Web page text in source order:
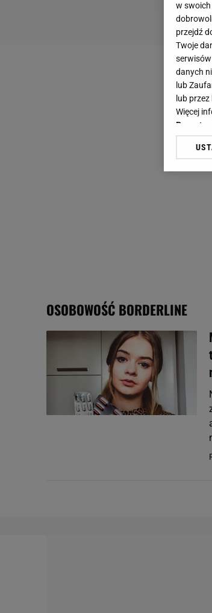
OSOBOWOŚĆ BORDERLINE
w swoich
przejdź
Twoje
danych
lub
lub
Więcej
Klikając